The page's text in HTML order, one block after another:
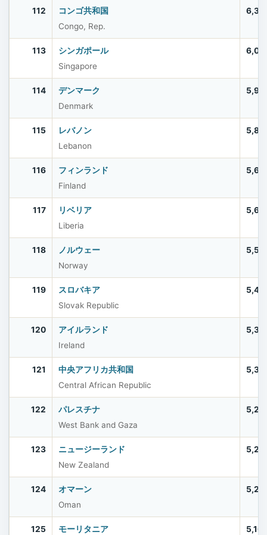
112
コンゴ共和国
Congo, Rep.
113
シンガポール
Singapore
114
デンマーク
Denmark
115
レバノン
Lebanon
116
フィンランド
Finland
117
リベリア
Liberia
118
ノルウェー
Norway
119
スロバキア
Slovak Republic
120
アイルランド
Ireland
121
中央アフリカ共和国
Central African Republic
122
パレスチナ
West Bank and Gaza
123
ニュージーランド
New Zealand
124
オマーン
Oman
125
モーリタニア